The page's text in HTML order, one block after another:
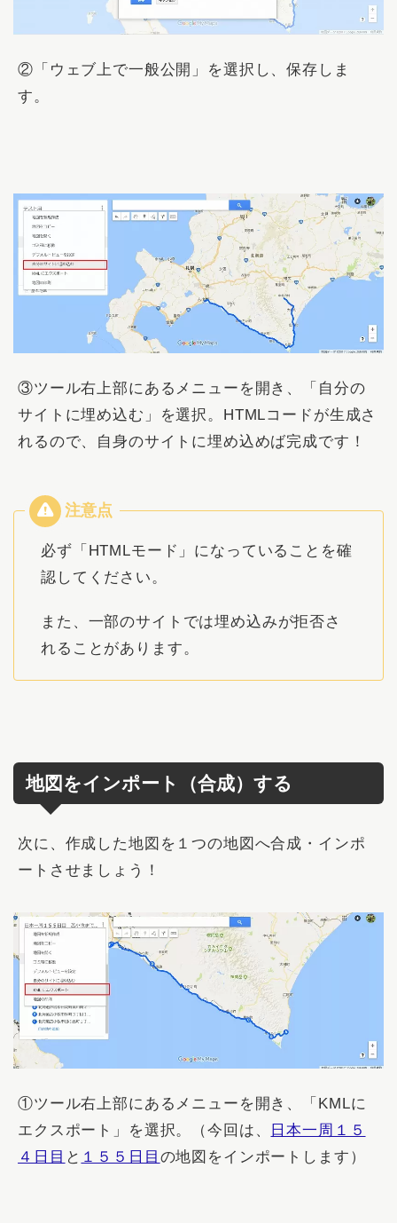
②「 ウェブ上で一般公開 」を選択し、保存しま
す。
③ツール右上部にあるメニューを開き、「 自分の
サイトに埋め込む 」を選択。HTMLコードが生成さ
れるので、自身のサイトに埋め込めば完成です！
必ず「 HTMLモード 」になっていることを確
認してください。
また、 一部のサイトでは埋め込みが拒否さ
れることがあります。
地図をインポート（合成）する
次に、作成した地図を１つの地図へ合成・インポ
ートさせましょう！
①ツール右上部にあるメニューを開き、「 KMLに
エクスポート 」を選択。（今回は、
日本一周１５
４日目 と １５５日目 の地図をインポートします）